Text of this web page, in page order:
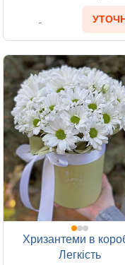
Хризантеми в
Легкість